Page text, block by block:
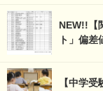
NEW!!【
ト」偏差
【中学